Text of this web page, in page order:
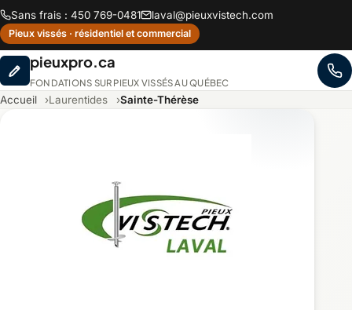
Sans frais : 450 769-0481 laval@pieuxvistech.com
Pieux vissés · résidentiel et commercial
pieuxpro.ca
FONDATIONS SUR PIEUX VISSÉS AU QUÉBEC
Accueil Laurentides Sainte-Thérèse